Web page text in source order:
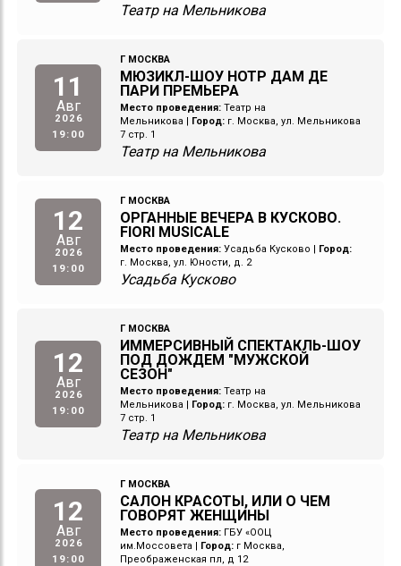
Театр на Мельникова
11
Авг
2026
19:00
Г МОСКВА
МЮЗИКЛ-ШОУ НОТР ДАМ ДЕ
ПАРИ ПРЕМЬЕРА
Место проведения: Театр на
Мельникова | Город: г. Москва, ул. Мельникова
7 стр. 1
Театр на Мельникова
12
Авг
2026
19:00
Г МОСКВА
ОРГАННЫЕ ВЕЧЕРА В КУСКОВО.
FIORI MUSICALE
Место проведения: Усадьба Кусково | Город:
г. Москва, ул. Юности, д. 2
Усадьба Кусково
12
Авг
2026
19:00
Г МОСКВА
ИММЕРСИВНЫЙ СПЕКТАКЛЬ-ШОУ
ПОД ДОЖДЕМ "МУЖСКОЙ
СЕЗОН"
Место проведения: Театр на
Мельникова | Город: г. Москва, ул. Мельникова
7 стр. 1
Театр на Мельникова
12
Авг
2026
19:00
Г МОСКВА
САЛОН КРАСОТЫ, ИЛИ О ЧЕМ
ГОВОРЯТ ЖЕНЩИНЫ
Место проведения: ГБУ «ООЦ
им.Моссовета | Город: г Москва,
Преображенская пл, д 12